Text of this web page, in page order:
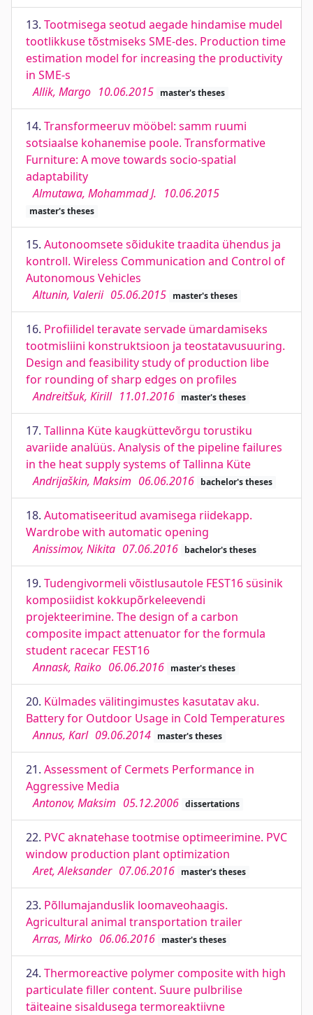
13. Tootmisega seotud aegade hindamise mudel
tootlikkuse tõstmiseks SME-des. Production time
estimation model for increasing the productivity
in SME-s
Allik, Margo 10.06.2015 master's theses
14. Transformeeruv mööbel: samm ruumi
sotsiaalse kohanemise poole. Transformative
Furniture: A move towards socio-spatial
adaptability
Almutawa, Mohammad J. 10.06.2015
master's theses
15. Autonoomsete sõidukite traadita ühendus ja
kontroll. Wireless Communication and Control of
Autonomous Vehicles
Altunin, Valerii 05.06.2015 master's theses
16. Profiilidel teravate servade ümardamiseks
tootmisliini konstruktsioon ja teostatavusuuring.
Design and feasibility study of production libe
for rounding of sharp edges on profiles
Andreitšuk, Kirill 11.01.2016 master's theses
17. Tallinna Küte kaugküttevõrgu torustiku
avariide analüüs. Analysis of the pipeline failures
in the heat supply systems of Tallinna Küte
Andrijaškin, Maksim 06.06.2016 bachelor's theses
18. Automatiseeritud avamisega riidekapp.
Wardrobe with automatic opening
Anissimov, Nikita 07.06.2016 bachelor's theses
19. Tudengivormeli võistlusautole FEST16 süsinik
komposiidist kokkupõrkeleevendi
projekteerimine. The design of a carbon
composite impact attenuator for the formula
student racecar FEST16
Annask, Raiko 06.06.2016 master's theses
20. Külmades välitingimustes kasutatav aku.
Battery for Outdoor Usage in Cold Temperatures
Annus, Karl 09.06.2014 master's theses
21. Assessment of Cermets Performance in
Aggressive Media
Antonov, Maksim 05.12.2006 dissertations
22. PVC aknatehase tootmise optimeerimine. PVC
window production plant optimization
Aret, Aleksander 07.06.2016 master's theses
23. Põllumajanduslik loomaveohaagis.
Agricultural animal transportation trailer
Arras, Mirko 06.06.2016 master's theses
24. Thermoreactive polymer composite with high
particulate filler content. Suure pulbrilise
täiteaine sisaldusega termoreaktiivne